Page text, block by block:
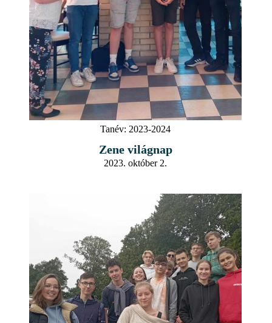
Tanév: 2023-2024
Zene világnap
2023. október 2.